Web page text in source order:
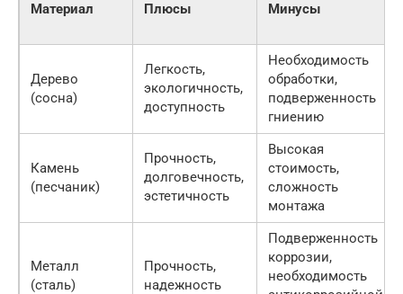
Материал Плюсы Минусы
Дерево
(сосна)
Легкость,
экологичность,
доступность
Необходимость
обработки,
подверженность
гниению
Камень
(песчаник)
Прочность,
долговечность,
эстетичность
Высокая
стоимость,
сложность
монтажа
Металл
(сталь)
Прочность,
надежность
Подверженность
коррозии,
необходимость